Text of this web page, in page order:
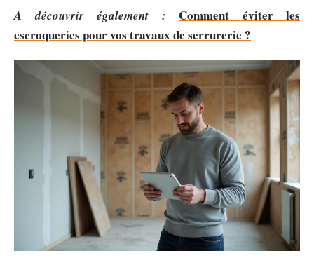
A découvrir également :
Comment éviter les
escroqueries pour vos travaux de serrurerie ?